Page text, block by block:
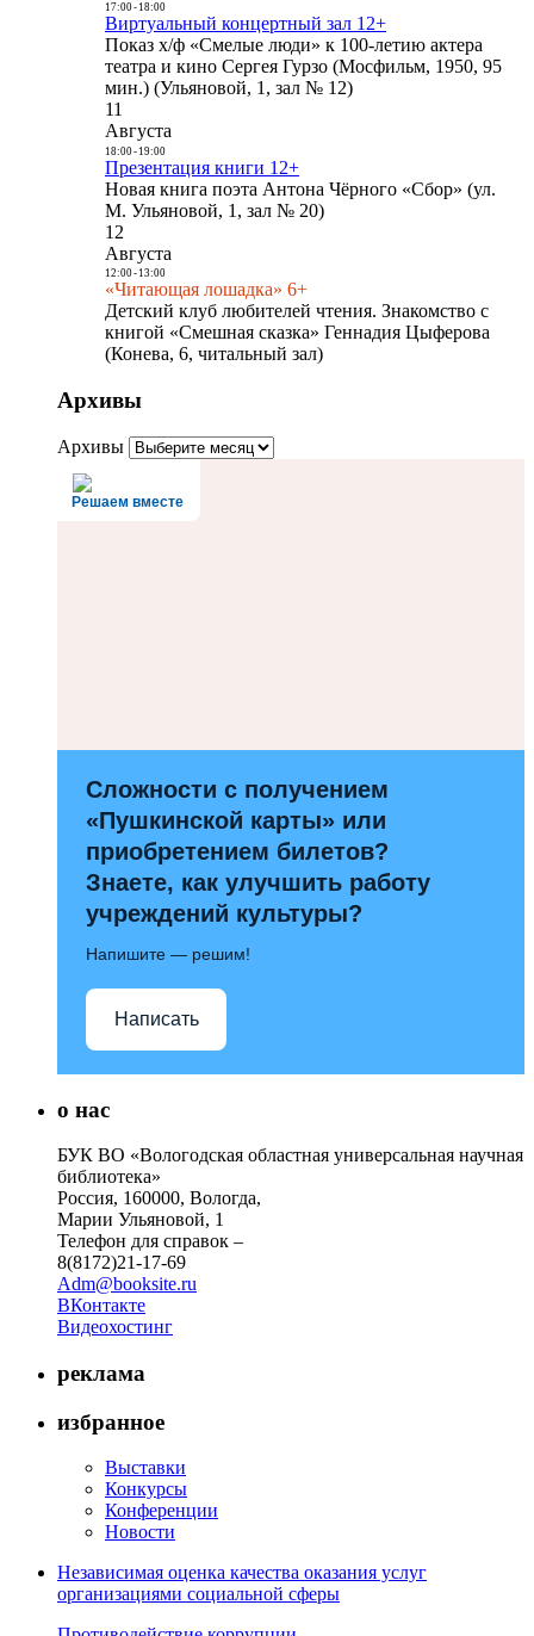
17:00- 18:00
Виртуальный концертный зал 12+
Показ х/ф «Смелые люди» к 100-летию актера
театра и кино Сергея Гурзо (Мосфильм, 1950, 95
мин.) (Ульяновой, 1, зал № 12)
11
Августа
18:00- 19:00
Презентация книги 12+
Новая книга поэта Антона Чёрного «Сбор» (ул.
М. Ульяновой, 1, зал № 20)
12
Августа
12:00- 13:00
«Читающая лошадка» 6+
Детский клуб любителей чтения. Знакомство с
книгой «Смешная сказка» Геннадия Цыферова
(Конева, 6, читальный зал)
Архивы
Архивы
Решаем вместе
Сложности с получением
«Пушкинской карты» или
приобретением билетов?
Знаете, как улучшить работу
учреждений культуры?
Напишите — решим!
Написать
о нас
БУК ВО «Вологодская областная универсальная научная
библиотека»
Россия, 160000, Вологда,
Марии Ульяновой, 1
Телефон для справок –
8(8172)21-17-69
Adm@booksite.ru
ВКонтакте
Видеохостинг
реклама
избранное
Выставки
Конкурсы
Конференции
Новости
Независимая оценка качества оказания услуг
организациями социальной сферы